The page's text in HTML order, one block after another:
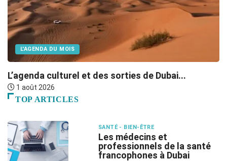
L'AGENDA DU MOIS
L’agenda culturel et des sorties de Dubai...
1 août 2026
TOP ARTICLES
SANTÉ - BIEN-ÊTRE
Les médecins et
professionnels de la santé
francophones à Dubai